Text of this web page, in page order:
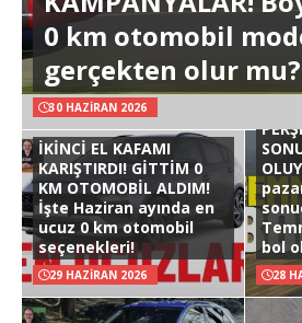
0 km otomobil
gerçekten olur mu?
30 HAZIRAN 2026
İKİNCİ EL KAFAMI
KARIŞTIRDI! GİTTİM 0
KM OTOMOBİL ALDIM!
İşte Haziran ayında en
ucuz 0 km otomobil
seçenekleri!
29 HAZIRAN 2026
bol
28